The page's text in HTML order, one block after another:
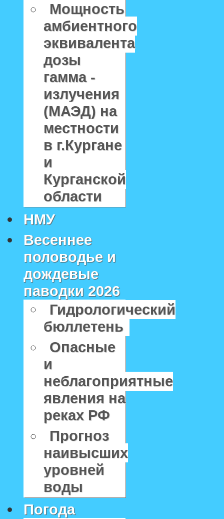
Мощность
амбиентного
эквивалента
дозы
гамма -
излучения
(МАЭД) на
местности
в г.Кургане
и
Курганской
области
НМУ
Весеннее
половодье и
дождевые
паводки 2026
Гидрологический
бюллетень
Опасные
и
неблагоприятные
явления на
реках РФ
Прогноз
наивысших
уровней
воды
Погода